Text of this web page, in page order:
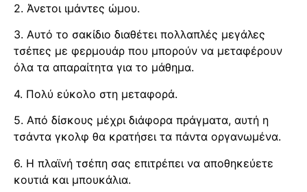
2. Άνετοι ιμάντες ώμου.
3. Αυτό το σακίδιο διαθέτει πολλαπλές μεγάλες
τσέπες με φερμουάρ που μπορούν να μεταφέρουν
όλα τα απαραίτητα για το μάθημα.
4. Πολύ εύκολο στη μεταφορά.
5. Από δίσκους μέχρι διάφορα πράγματα, αυτή η
τσάντα γκολφ θα κρατήσει τα πάντα οργανωμένα.
6. Η πλαϊνή τσέπη σας επιτρέπει να αποθηκεύετε
κουτιά και μπουκάλια.